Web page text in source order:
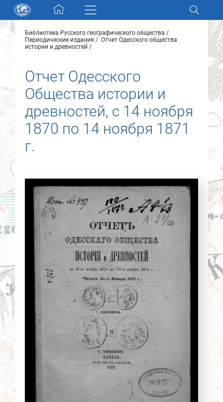
Skip navigation
Разделы и коллекции
Новости
О нас
Контакты
Партнеры
Библиотека Русского географического общества
Периодические издания
Отчет Одесского общества
истории и древностей
Отчет Одесского
Общества истории и
древностей, с 14 ноября
1870 по 14 ноября 1871
г.